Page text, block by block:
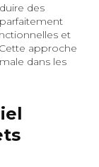
des
et
approche
dans les